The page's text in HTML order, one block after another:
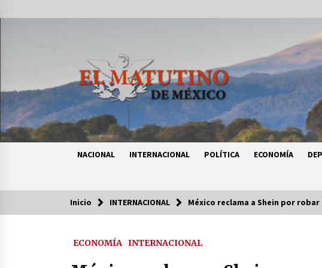
al
NACIONAL INTERNACIONAL POLÍTICA ECONOMÍA
Tendencias
Certificado de Dafne Quintos revela
Inicio INTERNACIONAL México reclama a Shein por robar
ECONOMÍA INTERNACIONAL